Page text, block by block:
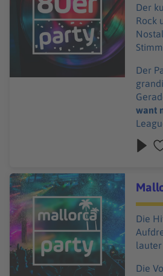
Der
Rock
Der
want
Audiotitel - Mallorca Party
Die
Die